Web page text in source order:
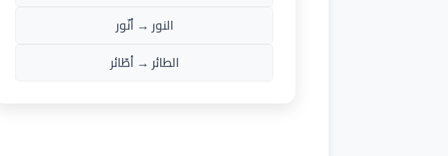
النور → أنّور
الطائر → أطّائر